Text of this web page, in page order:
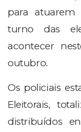
para atuarem
turno das
acontecer
outubro.
Os policiais
Eleitorais,
distribuídos